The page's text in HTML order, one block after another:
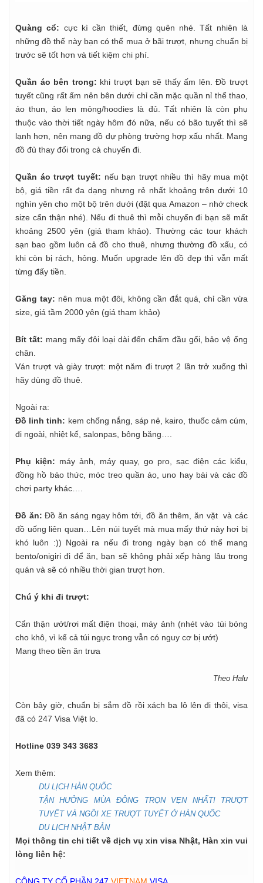
Quàng cổ: cực kì cần thiết, đừng quên nhé. Tất nhiên là
những đồ thế này bạn có thể mua ở bãi trượt, nhưng chuẩn bị
trước sẽ tốt hơn và tiết kiệm chi phí.
Quần áo bên trong: khi trượt bạn sẽ thấy ấm lên. Đồ trượt
tuyết cũng rất ấm nên bên dưới chỉ cần mặc quần nỉ thể thao,
áo thun, áo len mỏng/hoodies là đủ. Tất nhiên là còn phụ
thuộc vào thời tiết ngày hôm đó nữa, nếu có bão tuyết thì sẽ
lạnh hơn, nên mang đồ dự phòng trường hợp xấu nhất. Mang
đồ đủ thay đổi trong cả chuyến đi.
Quần áo trượt tuyết: nếu bạn trượt nhiều thì hãy mua một
bộ, giá tiền rất đa dạng nhưng rẻ nhất khoảng trên dưới 10
nghìn yên cho một bộ trên dưới (đặt qua Amazon – nhớ check
size cẩn thận nhé). Nếu đi thuê thì mỗi chuyến đi bạn sẽ mất
khoảng 2500 yên (giá tham khảo). Thường các tour khách
sạn bao gồm luôn cả đồ cho thuê, nhưng thường đồ xấu, có
khi còn bị rách, hỏng. Muốn upgrade lên đồ đẹp thì vẫn mất
từng đấy tiền.
Găng tay: nên mua một đôi, không cần đắt quá, chỉ cần vừa
size, giá tầm 2000 yên (giá tham khảo)
Bít tất: mang mấy đôi loại dài đến chấm đầu gối, bảo vệ ống
chân.
Ván trượt và giày trượt: một năm đi trượt 2 lần trở xuống thì
hãy dùng đồ thuê.
Ngoài ra:
Đồ linh tinh: kem chống nắng, sáp nẻ, kairo, thuốc cảm cúm,
đi ngoài, nhiệt kế, salonpas, bông băng….
Phụ kiện: máy ảnh, máy quay, go pro, sạc điện các kiểu,
đồng hồ báo thức, móc treo quần áo, uno hay bài và các đồ
chơi party khác….
Đồ ăn:Đồ ăn sáng ngay hôm tới, đồ ăn thêm, ăn vặt và các
đồ uống liên quan…Lên núi tuyết mà mua mấy thứ này hơi bị
khó luôn :)) Ngoài ra nếu đi trong ngày bạn có thể mang
bento/onigiri đi để ăn, bạn sẽ không phải xếp hàng lâu trong
quán và sẽ có nhiều thời gian trượt hơn.
Chú ý khi đi trượt:
Cẩn thận ướt/rơi mất điện thoại, máy ảnh (nhét vào túi bóng
cho khô, vì kể cả túi ngực trong vẫn có nguy cơ bị ướt)
Mang theo tiền ăn trưa
Theo Halu
Còn bây giờ, chuẩn bị sắm đồ rồi xách ba lô lên đi thôi, visa
đã có 247 Visa Việt lo.
Hotline 039 343 3683
Xem thêm:
DU LỊCH HÀN QUỐC
TẬN HƯỞNG MÙA ĐÔNG TRỌN VẸN NHẤT! TRƯỢT
TUYẾT VÀ NGỒI XE TRƯỢT TUYẾT Ở HÀN QUỐC
DU LỊCH NHẬT BẢN
Mọi thông tin chi tiết về dịch vụ xin visa Nhật, Hàn xin vui
lòng liên hệ: